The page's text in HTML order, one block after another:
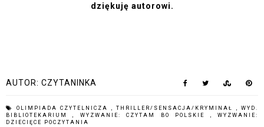
dziękuję autorowi.
AUTOR: CZYTANINKA
OLIMPIADA CZYTELNICZA THRILLER/SENSACJA/KRYMINAŁ
WYD.
BIBLIOTEKARIUM
WYZWANIE: CZYTAM BO POLSKIE ,WYZWANIE:
DZIECIĘCE POCZYTANIA